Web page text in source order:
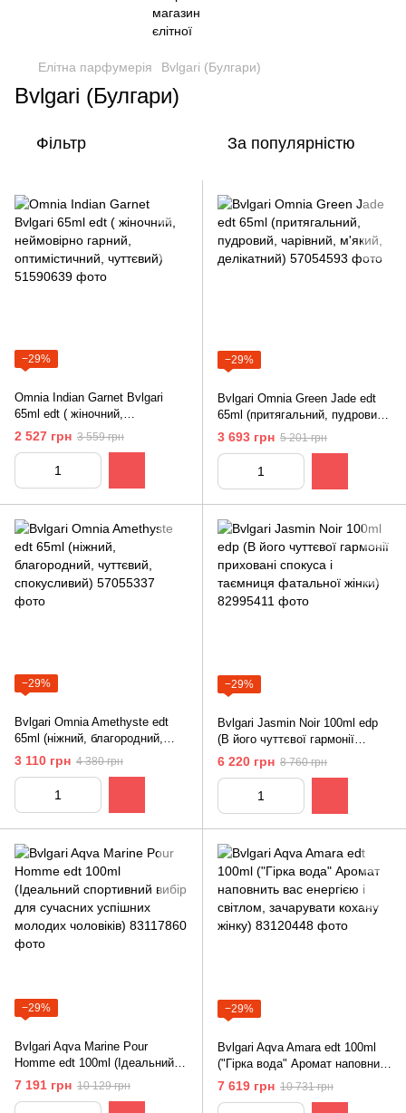
Елітна парфумерія Bvlgari (Булгари)
Bvlgari (Булгари)
Фільтр За популярністю
−29%
Omnia Indian Garnet Bvlgari
65ml edt ( жіночний,
неймовірно гарний,
оптимістичний, чуттєвий)
2 527 грн 3 559 грн
−29%
Bvlgari Omnia Green Jade edt
65ml (притягальний, пудровий,
чарівний, м'який, делікатний)
3 693 грн 5 201 грн
−29%
Bvlgari Omnia Amethyste edt
65ml (ніжний, благородний,
чуттєвий, спокусливий)
3 110 грн 4 380 грн
−29%
Bvlgari Jasmin Noir 100ml edp
(В його чуттєвої гармонії
приховані спокуса і таємниця
фатальної жінки)
6 220 грн 8 760 грн
−29%
Bvlgari Aqva Marine Pour
Homme edt 100ml (Ідеальний
спортивний вибір для сучасних
успішних молодих чоловіків)
7 191 грн 10 129 грн
−29%
Bvlgari Aqva Amara edt 100ml
("Гірка вода" Аромат наповнить
вас енергією і світлом,
зачарувати кохану жінку)
7 619 грн 10 731 грн